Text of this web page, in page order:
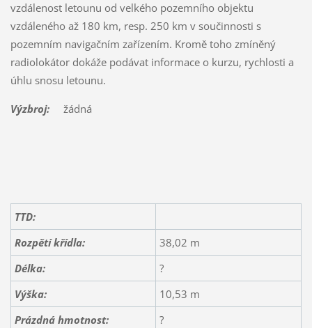
vzdálenost letounu od velkého pozemního objektu
vzdáleného až 180 km, resp. 250 km v součinnosti s
pozemním navigačním zařízením. Kromě toho zmíněný
radiolokátor dokáže podávat informace o kurzu, rychlosti a
úhlu snosu letounu.
Výzbroj:žádná
TTD:
Rozpětí křídla:
38,02 m
Délka:
?
Výška:
10,53 m
Prázdná hmotnost:
?